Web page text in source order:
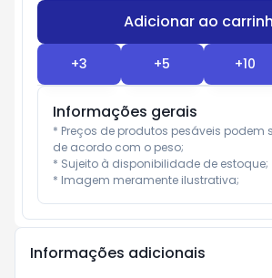
Adicionar ao
+3 +5 +10
Informações gerais
* Preços de produtos pesáveis podem
de acordo com o peso;
* Sujeito à disponibilidade de estoque;
* Imagem meramente ilustrativa;
Informações adicionais